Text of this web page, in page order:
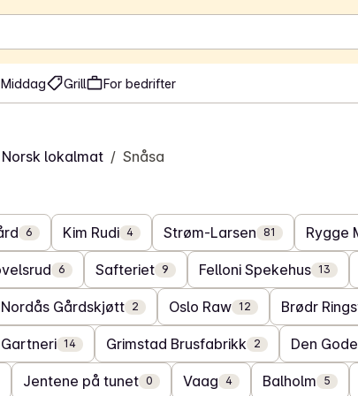
Middag Grill For bedrifter
Norsk lokalmat / Snåsa
6 Kim Rudi 4 Strøm-Larsen 81 Rygge
6 Safteriet 9 Felloni Spekehus 13
Nordås Gårdskjøtt 2 Oslo Raw 12 Brødr
14 Grimstad Brusfabrikk 2 Den
Jentene på tunet 0 Vaag 4 Balholm 5